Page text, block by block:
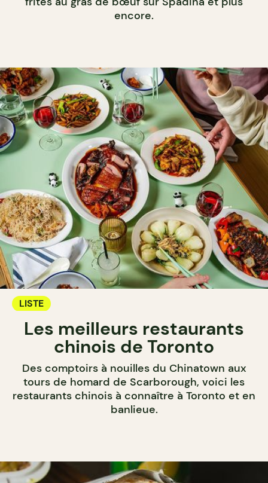
encore.
LISTE
Les meilleurs restaurants
chinois de Toronto
Des comptoirs à nouilles du Chinatown aux
tours de homard de Scarborough, voici les
restaurants chinois à connaître à Toronto et en
banlieue.